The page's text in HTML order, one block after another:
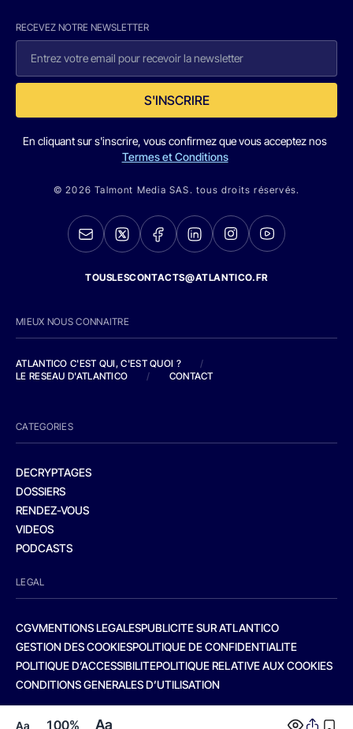
Aa 100% Aa
RECEVEZ NOTRE NEWSLETTER
S'INSCRIRE
En cliquant sur s'inscrire, vous confirmez que vous acceptez nos
Termes et Conditions
© 2026 Talmont Media SAS. tous droits réservés.
TOUSLESCONTACTS@ATLANTICO.FR
MIEUX NOUS CONNAITRE
ATLANTICO C'EST QUI, C'EST QUOI ?
/
LE RESEAU D'ATLANTICO
/ CONTACT
CATEGORIES
DECRYPTAGES
DOSSIERS
RENDEZ-VOUS
VIDEOS
PODCASTS
LEGAL
CGVMENTIONS LEGALESPUBLICITE SUR ATLANTICO
GESTION DES COOKIESPOLITIQUE DE CONFIDENTIALITE
POLITIQUE D’ACCESSIBILITEPOLITIQUE RELATIVE AUX COOKIES
CONDITIONS GENERALES D’UTILISATION